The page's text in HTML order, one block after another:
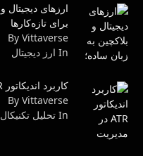
ارزهای دیجیتال
برای تازه‌کارها
By Vittaverse
In ارز دیجیتال
کاربرد اندیکاتور ATR در مدیریت ریسک
By Vittaverse
In تحليل تكنيكال